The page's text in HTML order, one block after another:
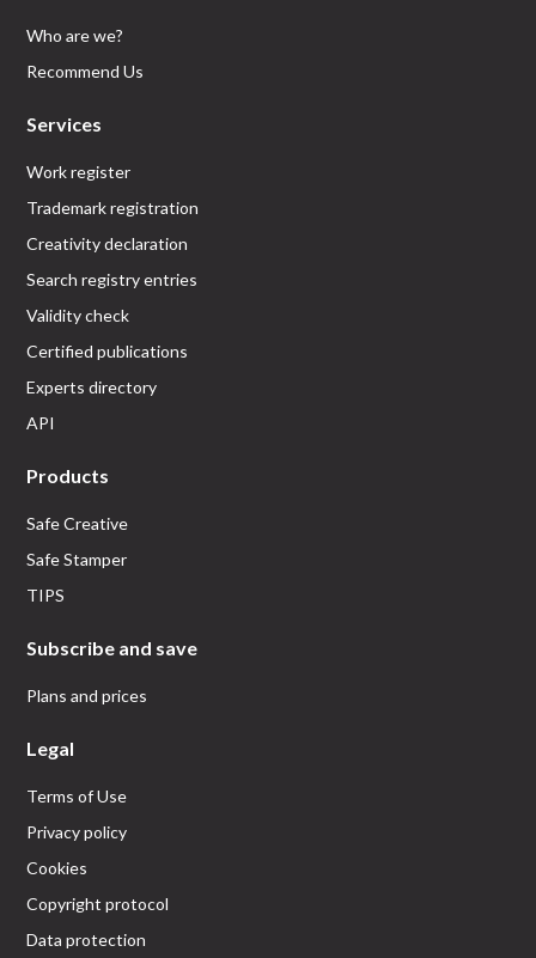
Who are we?
Recommend Us
Services
Work register
Trademark registration
Creativity declaration
Search registry entries
Validity check
Certified publications
Experts directory
API
Products
Safe Creative
Safe Stamper
TIPS
Subscribe and save
Plans and prices
Legal
Terms of Use
Privacy policy
Cookies
Copyright protocol
Data protection